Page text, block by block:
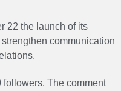
22 the launch of its
communication
The comment